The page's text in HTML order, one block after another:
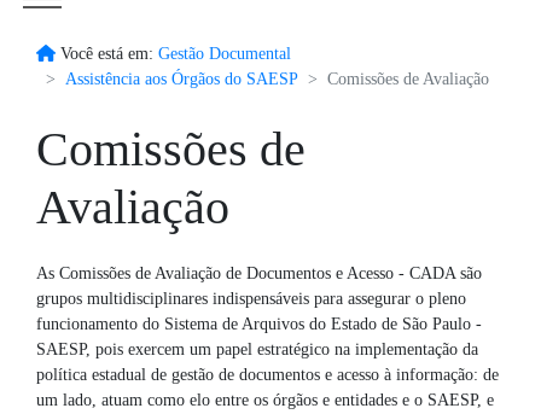
Você está em: Gestão Documental
Assistência aos Órgãos do SAESP
Comissões de Avaliação
Comissões de
Avaliação
As Comissões de Avaliação de Documentos e Acesso - CADA são
grupos multidisciplinares indispensáveis para assegurar o pleno
funcionamento do Sistema de Arquivos do Estado de São Paulo -
SAESP, pois exercem um papel estratégico na implementação da
política estadual de gestão de documentos e acesso à informação: de
um lado, atuam como elo entre os órgãos e entidades e o SAESP, e